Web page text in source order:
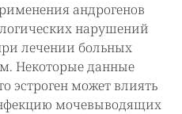
андрогенов
нарушений
лечении больных
Некоторые данные
эстроген может влиять
мочевыводящих